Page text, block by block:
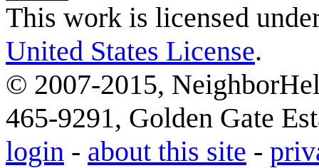
This work is licensed
United States License.
© 2007-2015,
465-9291, Golden Gate
login - about this site -